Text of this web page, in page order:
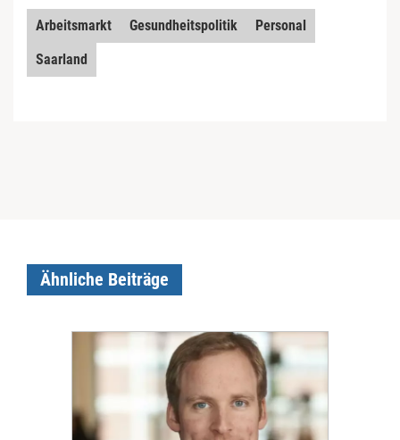
Arbeitsmarkt Gesundheitspolitik
Personal
Saarland
Ähnliche Beiträge